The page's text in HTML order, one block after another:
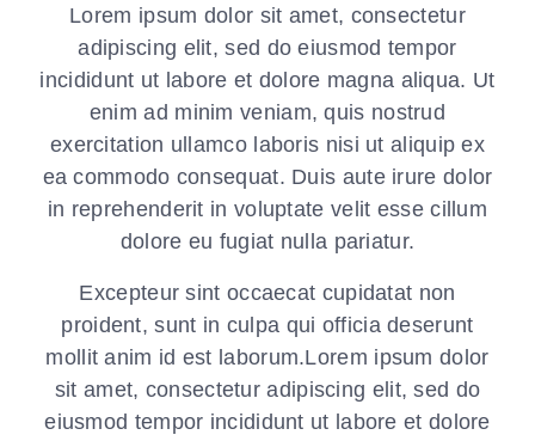
Lorem ipsum dolor sit amet, consectetur
adipiscing elit, sed do eiusmod tempor
incididunt ut labore et dolore magna aliqua. Ut
enim ad minim veniam, quis nostrud
exercitation ullamco laboris nisi ut aliquip ex
ea commodo consequat. Duis aute irure dolor
in reprehenderit in voluptate velit esse cillum
dolore eu fugiat nulla pariatur.
Excepteur sint occaecat cupidatat non
proident, sunt in culpa qui officia deserunt
mollit anim id est laborum.Lorem ipsum dolor
sit amet, consectetur adipiscing elit, sed do
eiusmod tempor incididunt ut labore et dolore